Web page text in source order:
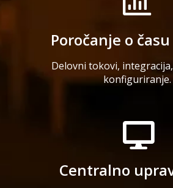
Poročanje o
Delovni tokovi,
konfiguriranje.
Centralno